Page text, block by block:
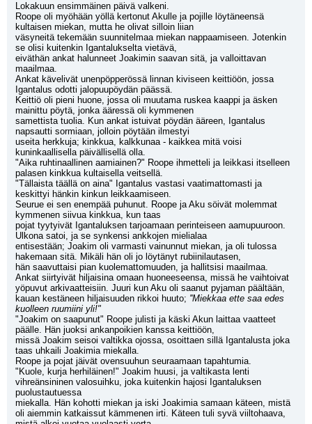
Lokakuun ensimmäinen päivä valkeni.
Roope oli myöhään yöllä kertonut Akulle ja pojille löytäneensä
kultaisen miekan, mutta he olivat silloin liian
väsyneitä tekemään suunnitelmaa miekan nappaamiseen. Jotenkin
se olisi kuitenkin Igantalukselta vietävä,
eiväthän ankat halunneet Joakimin saavan sitä, ja valloittavan
maailmaa.
Ankat kävelivät unenpöpperössä linnan kiviseen keittiöön, jossa
Igantalus odotti jalopuupöydän päässä.
Keittiö oli pieni huone, jossa oli muutama ruskea kaappi ja äsken
mainittu pöytä, jonka ääressä oli kymmenen
samettista tuolia. Kun ankat istuivat pöydän ääreen, Igantalus
napsautti sormiaan, jolloin pöytään ilmestyi
useita herkkuja; kinkkua, kalkkunaa - kaikkea mitä voisi
kuninkaallisella päivällisellä olla.
"Aika ruhtinaallinen aamiainen?" Roope ihmetteli ja leikkasi itselleen
palasen kinkkua kultaisella veitsellä.
"Tällaista täällä on aina" Igantalus vastasi vaatimattomasti ja
keskittyi hänkin kinkun leikkaamiseen.
Seurue ei sen enempää puhunut. Roope ja Aku söivät molemmat
kymmenen siivua kinkkua, kun taas
pojat tyytyivät Igantaluksen tarjoamaan perinteiseen aamupuuroon.
Ulkona satoi, ja se synkensi ankkojen mielialaa
entisestään; Joakim oli varmasti vainunnut miekan, ja oli tulossa
hakemaan sitä. Mikäli hän oli jo löytänyt rubiinilautasen,
hän saavuttaisi pian kuolemattomuuden, ja hallitsisi maailmaa.
Ankat siirtyivät hiljaisina omaan huoneeseensa, missä he vaihtoivat
yöpuvut arkivaatteisiin. Juuri kun Aku oli saanut pyjaman päältään,
kauan kestäneen hiljaisuuden rikkoi huuto; ''Miekkaa ette saa edes
kuolleen ruumiini yli!"
"Joakim on saapunut" Roope julisti ja käski Akun laittaa vaatteet
päälle. Hän juoksi ankanpoikien kanssa keittiöön,
missä Joakim seisoi valtikka ojossa, osoittaen sillä Igantalusta joka
taas uhkaili Joakimia miekalla.
Roope ja pojat jäivät ovensuuhun seuraamaan tapahtumia.
"Kuole, kurja herhiläinen!" Joakim huusi, ja valtikasta lenti
vihreänsininen valosuihku, joka kuitenkin hajosi Igantaluksen
puolustautuessa
miekalla. Hän kohotti miekan ja iski Joakimia samaan käteen, mistä
oli aiemmin katkaissut kämmenen irti. Käteen tuli syvä viiltohaava,